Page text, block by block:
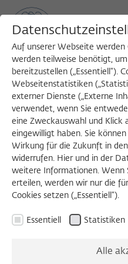
MENU
Conversation
Handed
Cutting-Edge
Barbara
Auf unserer Webseite werden
werden teilweise benötigt,
bereitzustellen („Essentiell“).
Webseitenstatistiken
externer Dienste („Externe
verwendet, wenn Sie
eine Zweckauswahl und Klick
eingewilligt haben. Sie
Wirkung für die Zukunft in
widerrufen. Hier und in der
weitere Informationen. Wenn
erteilen, werden wir nur die
Cookies setzen („Essentiell“).
Essentiell Statistiken
Alle